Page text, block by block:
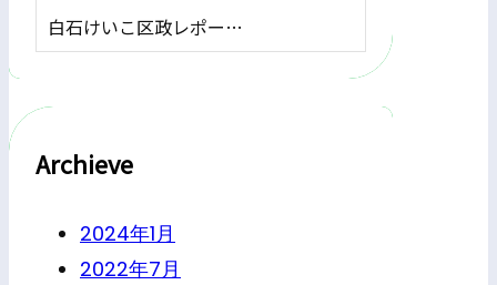
白石けいこ区政レポー…
Archieve
2024年1月
2022年7月